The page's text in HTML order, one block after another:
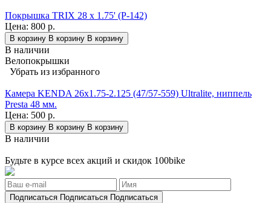
Покрышка TRIX 28 x 1.75' (P-142)
Цена: 800 р.
В корзину В корзину В корзину
В наличии
Велопокрышки
Убрать из избранного
Камера KENDA 26x1.75-2.125 (47/57-559) Ultralite, ниппель
Presta 48 мм.
Цена: 500 р.
В корзину В корзину В корзину
В наличии
Будьте в курсе всех акций и скидок 100bike
Подписаться Подписаться Подписаться